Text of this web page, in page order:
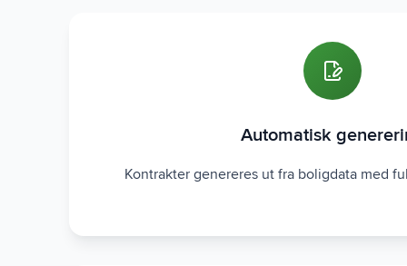
Automatisk
Kontrakter genereres ut fra boligdata med